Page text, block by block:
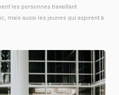
les personnes travaillant
mais aussi les jeunes qui aspirent à